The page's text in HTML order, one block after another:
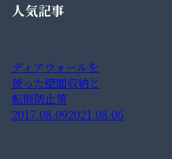
人気記事
ディアウォールを
使った壁面収納と
転倒防止策
2017.08.092021.08.06